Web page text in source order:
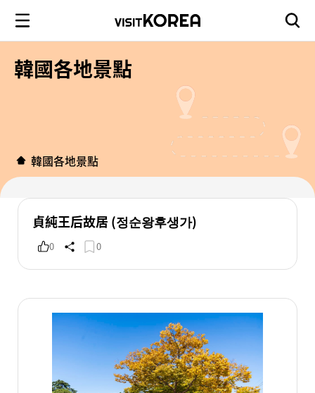
韓國各地景點
韓國各地景點
貞純王后故居 (정순왕후생가)
0 0